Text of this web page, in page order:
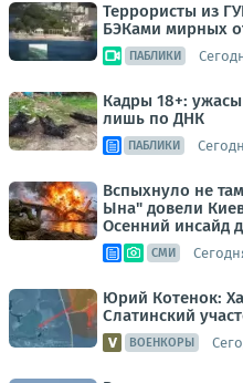
Террористы из
БЭКами мирных
ПАБЛИКИ
Кадры 18+:
лишь по ДНК
ПАБЛИКИ
Вспыхнуло не
Ына" довели
Осенний инсайд
СМИ
Юрий Котенок:
Слатинский
ВОЕНКОРЫ